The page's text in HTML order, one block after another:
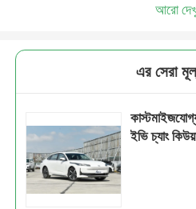
আমরা শীঘ্রইআরো
এর সেরা
ইভি চ্যাং